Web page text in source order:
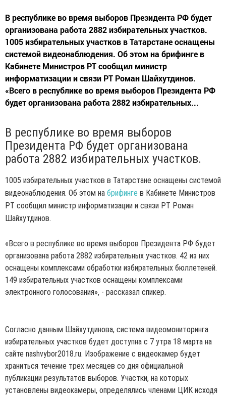
В республике во время выборов Президента РФ будет
организована работа 2882 избирательных участков.
1005 избирательных участков в Татарстане оснащены
системой видеонаблюдения. Об этом на брифинге в
Кабинете Министров РТ сообщил министр
информатизации и связи РТ Роман Шайхутдинов.
«Всего в республике во время выборов Президента РФ
будет организована работа 2882 избирательных...
В республике во время выборов
Президента РФ будет организована
работа 2882 избирательных участков.
1005 избирательных участков в Татарстане оснащены системой
видеонаблюдения. Об этом на брифинге в Кабинете Министров
РТ сообщил министр информатизации и связи РТ Роман
Шайхутдинов.
«Всего в республике во время выборов Президента РФ будет
организована работа 2882 избирательных участков. 42 из них
оснащены комплексами обработки избирательных бюллетеней.
149 избирательных участков оснащены комплексами
электронного голосования», - рассказал спикер.
Согласно данным Шайхутдинова, система видеомониторинга
избирательных участков будет доступна с 7 утра 18 марта на
сайте nashvybor2018.ru. Изображение с видеокамер будет
храниться течение трех месяцев со дня официальной
публикации результатов выборов. Участки, на которых
установлены видеокамеры, определялись членами ЦИК исходя